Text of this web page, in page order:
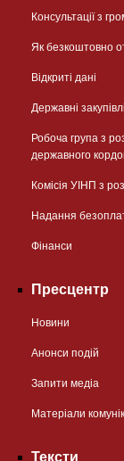
Консультації з
Як безкоштовно
Відкриті дані
Державні закупівлі
Робоча група з
державного
Комісія УІНП з
Надання
Фінанси
Пресцентр
Новини
Анонси подій
Запити медіа
Матеріали
Тексти